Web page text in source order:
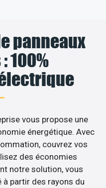
panneaux
100%
vous propose une
énergétique. Avec
couvrez vos
des économies
notre solution, vous
partir des rayons du